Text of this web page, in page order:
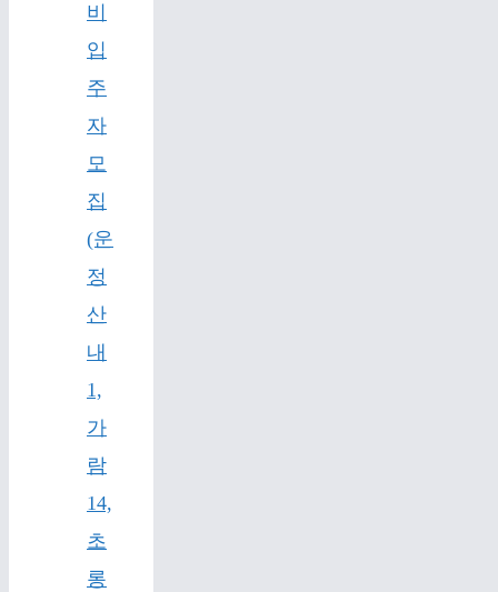
비
입
주
자
모
집
(운
정
산
내
1,
가
람
14,
초
롱